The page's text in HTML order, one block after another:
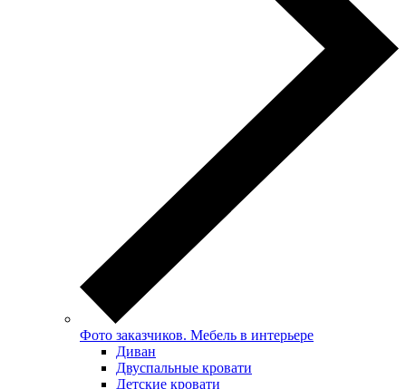
Фото заказчиков. Мебель в интерьере
Диван
Двуспальные кровати
Детские кровати